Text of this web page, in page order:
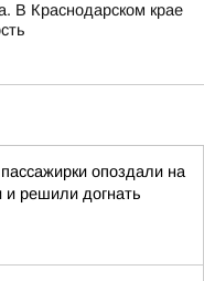
В Краснодарском крае
опоздали на
решили догнать